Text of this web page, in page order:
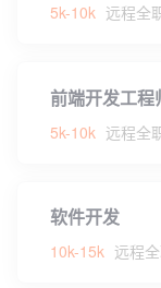
5k-10k 远程全
前端开发工程
5k-10k 远程全
软件开发
10k-15k 远程